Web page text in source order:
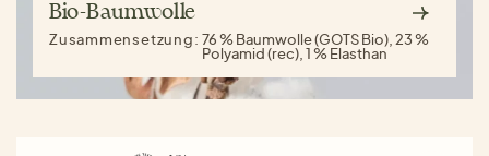
Bio-Baumwolle
Zusammensetzung:76 % Baumwolle (GOTS Bio), 23 %
Polyamid (rec), 1 % Elasthan